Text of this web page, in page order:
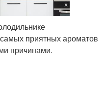
приятных ароматов
причинами.